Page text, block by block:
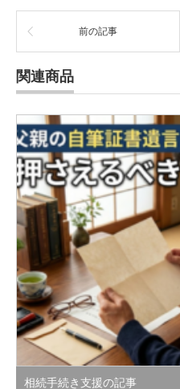
前の記事
関連商品
相続手続き支援の記事